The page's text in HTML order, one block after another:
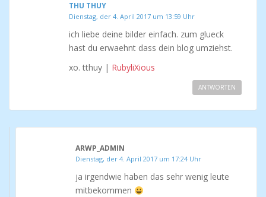
THU THUY
Dienstag, der 4. April 2017 um 13:59 Uhr
ich liebe deine bilder einfach. zum glueck
hast du erwaehnt dass dein blog umziehst.
xo. tthuy | RubyliXious
ANTWORTEN
ARWP_ADMIN
Dienstag, der 4. April 2017 um 17:24 Uhr
ja irgendwie haben das sehr wenig leute
mitbekommen